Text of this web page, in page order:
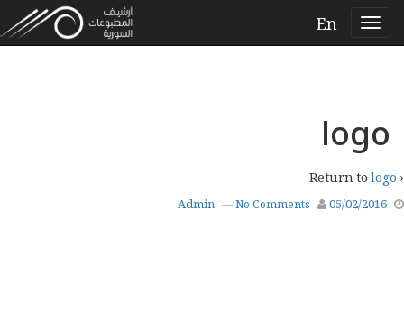
En
logo
‹ Return to
logo
05/02/2016
Admin —No Comments